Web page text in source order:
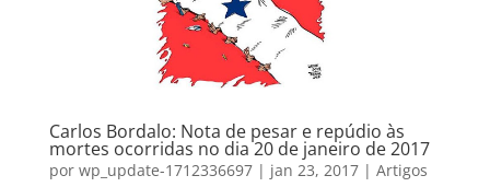
Carlos Bordalo: Nota de pesar e repúdio às
mortes ocorridas no dia 20 de janeiro de 2017
por wp_update-1712336697| jan 23, 2017| Artigos